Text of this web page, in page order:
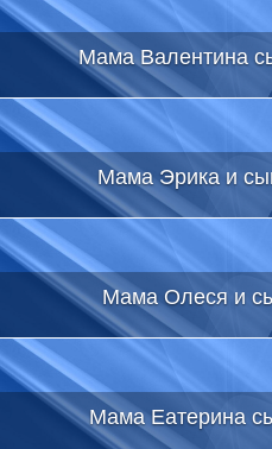
Мама Валентина
Мама Эрика и
Мама Олеся и
Мама Еатерина